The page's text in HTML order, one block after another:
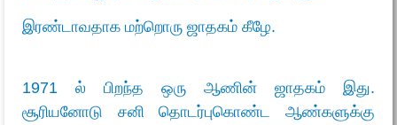
இரண்டாவதாக மற்றொரு ஜாதகம் கீழே.
1971 ல் பிறந்த ஒரு ஆணின் ஜாதகம் இது.
சூரியனோடு சனி தொடர்புகொண்ட ஆண்களுக்கு